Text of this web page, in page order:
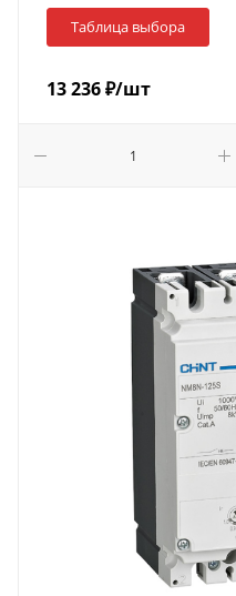
Таблица выбора
13 236₽/шт